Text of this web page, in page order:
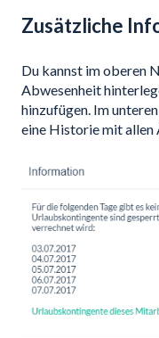
Zusätzliche
Du kannst im oberen
Abwesenheit
hinzufügen. Im
eine Historie mit allen